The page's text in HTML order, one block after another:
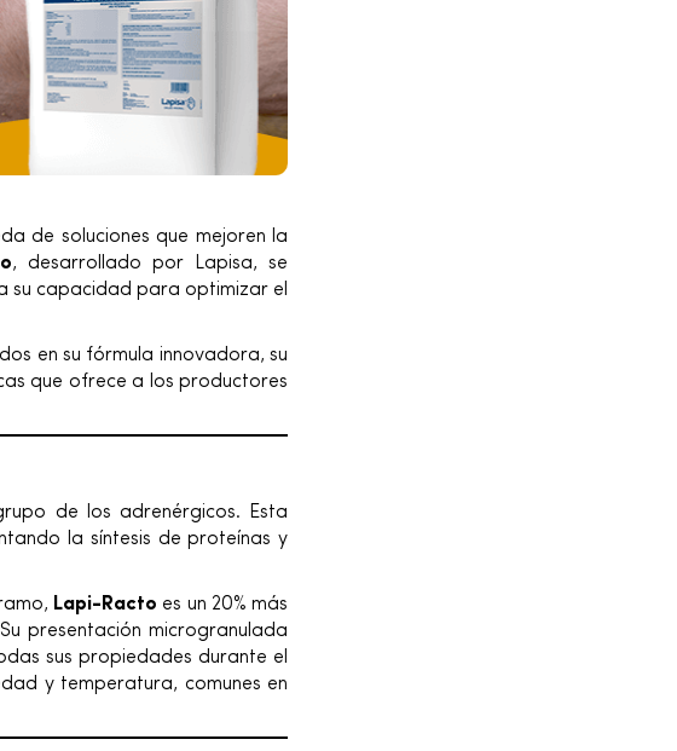
de soluciones que mejoren la
, desarrollado por Lapisa, se
su capacidad para optimizar el
en su fórmula innovadora, su
que ofrece a los productores
de los adrenérgicos. Esta
la síntesis de proteínas y
Lapi-Racto es un 20% más
presentación microgranulada
sus propiedades durante el
y temperatura, comunes en